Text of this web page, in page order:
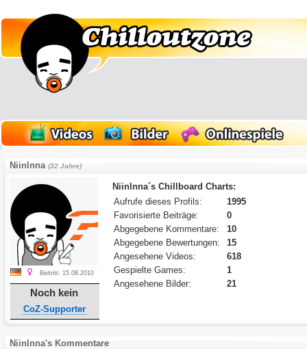
Niinlnna(32 Jahre)
Beitritt: 15.08.2010
Noch kein
CoZ-Supporter
Niinlnna´s Chillboard Charts:
Aufrufe dieses Profils:
1995
Favorisierte Beiträge:
0
Abgegebene Kommentare:
10
Abgegebene Bewertungen:
15
Angesehene Videos:
618
Gespielte Games:
1
Angesehene Bilder:
21
Niinlnna's Kommentare